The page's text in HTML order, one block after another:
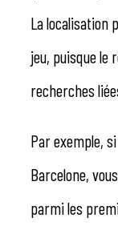
La localisation
jeu, puisque le
recherches
Par exemple,
Barcelone,
parmi les